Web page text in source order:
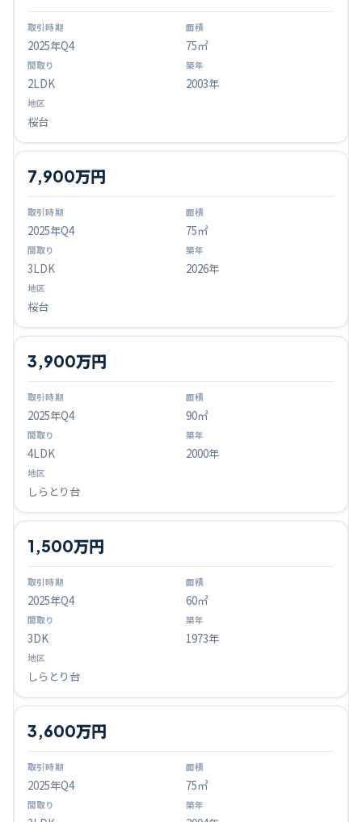
2025年Q4 75㎡
2LDK 2003年
桜台
2025年Q4
7,900万円
75㎡
3LDK 2026年
桜台
2025年Q4
3,900万円
90㎡
4LDK 2000年
しらとり台
2025年Q4
1,500万円
60㎡
3DK 1973年
しらとり台
2025年Q4
3,600万円
75㎡